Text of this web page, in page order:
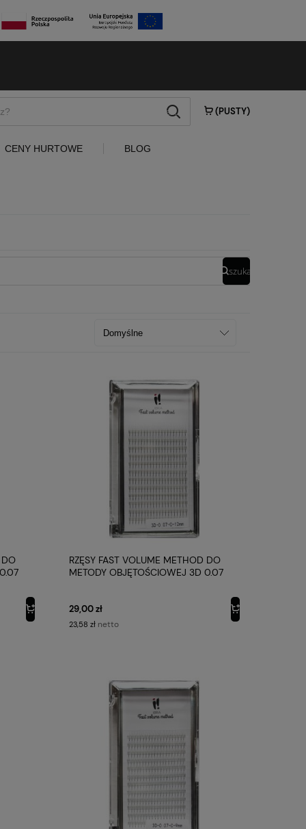
(PUSTY)
szukaj
CENY HURTOWE BLOG
szukaj
DO
RZĘSY FAST VOLUME METHOD DO
METODY OBJĘTOŚCIOWEJ 3D 0.07
29,00 zł
23,58 zł netto